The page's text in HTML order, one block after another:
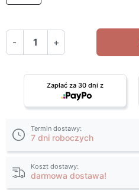
- +
Zapłać za 30 dni z
Termin dostawy:
7 dni roboczych
Koszt dostawy:
darmowa dostawa!